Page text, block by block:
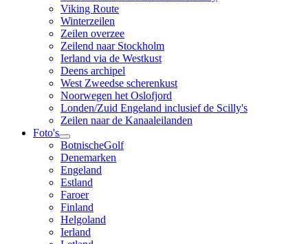
Viking Route
Winterzeilen
Zeilen overzee
Zeilend naar Stockholm
Ierland via de Westkust
Deens archipel
West Zweedse scherenkust
Noorwegen het Oslofjord
Londen/Zuid Engeland inclusief de Scilly's
Zeilen naar de Kanaaleilanden
Foto's
BotnischeGolf
Denemarken
Engeland
Estland
Faroer
Finland
Helgoland
Ierland